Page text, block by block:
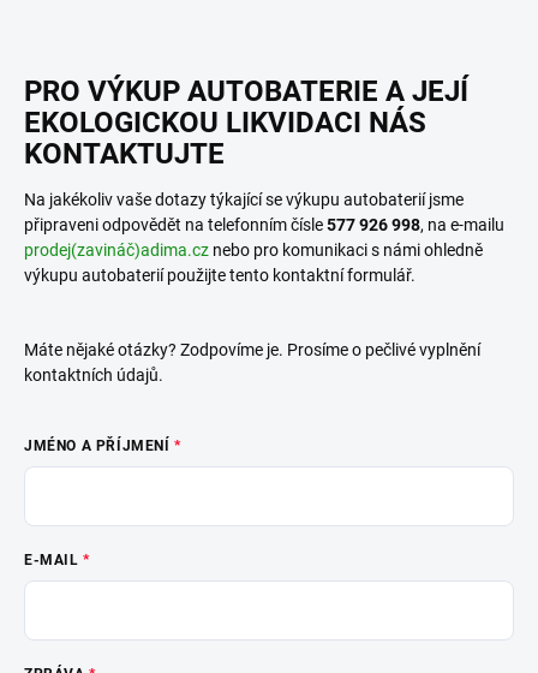
PRO VÝKUP AUTOBATERIE A JEJÍ
EKOLOGICKOU LIKVIDACI NÁS
KONTAKTUJTE
Na jakékoliv vaše dotazy týkající se výkupu autobaterií jsme
připraveni odpovědět na telefonním čísle577 926 998, na e-mailu
prodej(zavináč)adima.cz nebo pro komunikaci s námi ohledně
výkupu autobaterií použijte tento kontaktní formulář.
Máte nějaké otázky? Zodpovíme je. Prosíme o pečlivé vyplnění
kontaktních údajů.
JMÉNO A PŘÍJMENÍ
E-MAIL